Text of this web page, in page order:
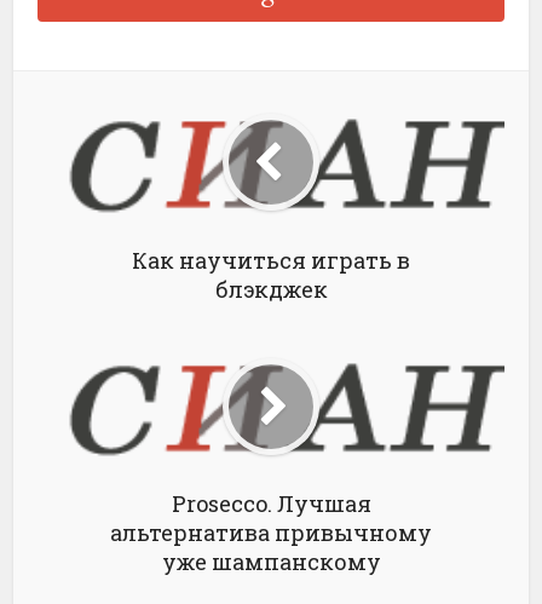
Как научиться играть в
блэкджек
Prosecco. Лучшая
альтернатива привычному
уже шампанскому